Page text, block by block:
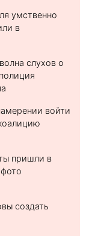
умственно
в
слухов о
войти
пришли в
создать